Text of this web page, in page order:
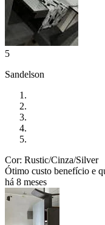
5
Sandelson
Cor: Rustic/Cinza/Silver
Ótimo custo benefício e
há 8 meses